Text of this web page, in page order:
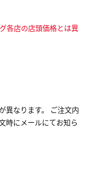
各店の店頭価格とは異
異なります。 ご注文内
時にメールにてお知ら